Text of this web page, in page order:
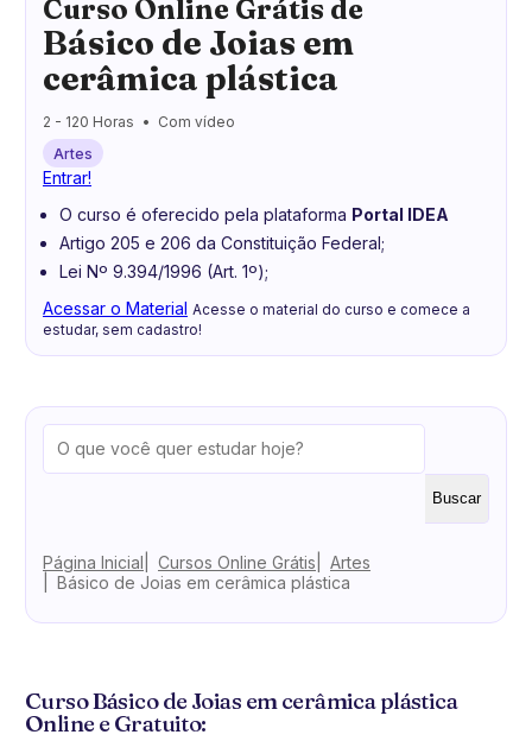
Curso Online Grátis de
Básico de Joias em
cerâmica plástica
2 - 120 Horas
Com vídeo
Artes
Entrar!
O curso é oferecido pela plataforma Portal IDEA
Artigo 205 e 206 da Constituição Federal;
Lei Nº 9.394/1996 (Art. 1º);
Acessar o Material Acesse o material do curso e comece a
estudar, sem cadastro!
Buscar
Página Inicial Cursos Online Grátis
Artes
Básico de Joias em cerâmica plástica
Curso Básico de Joias em cerâmica plástica
Online e Gratuito: